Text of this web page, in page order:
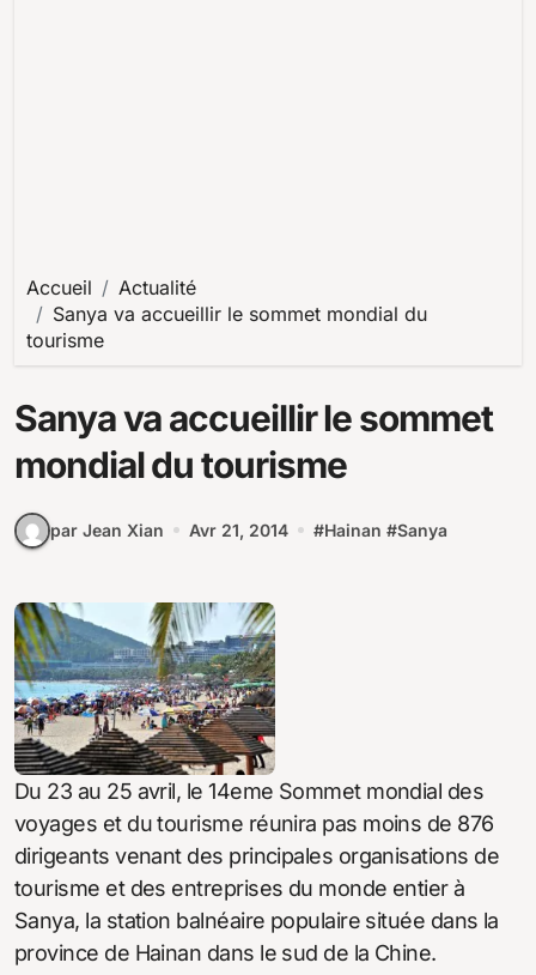
Accueil
Actualité
Sanya va accueillir le sommet mondial du
tourisme
Sanya va accueillir le sommet
mondial du tourisme
par Jean Xian Avr 21, 2014 #Hainan #Sanya
Du 23 au 25 avril, le 14eme Sommet mondial des
voyages et du tourisme réunira pas moins de 876
dirigeants venant des principales organisations de
tourisme et des entreprises du monde entier à
Sanya, la station balnéaire populaire située dans la
province de Hainan dans le sud de la Chine.